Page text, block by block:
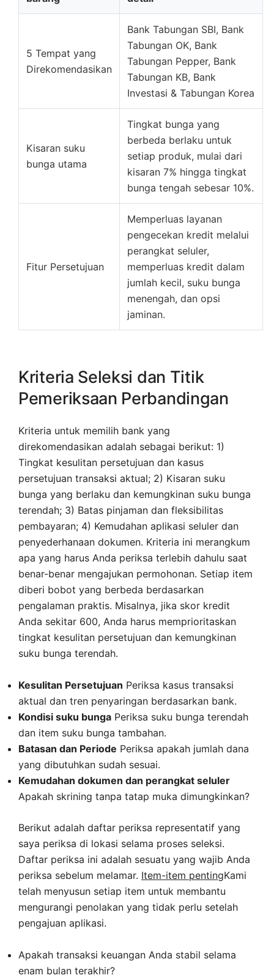
5 Tempat yang
Direkomendasikan
Bank Tabungan SBI, Bank
Tabungan OK, Bank
Tabungan Pepper, Bank
Tabungan KB, Bank
Investasi & Tabungan Korea
Kisaran suku
bunga utama
Tingkat bunga yang
berbeda berlaku untuk
setiap produk, mulai dari
kisaran 7% hingga tingkat
bunga tengah sebesar 10%.
Fitur Persetujuan
Memperluas layanan
pengecekan kredit melalui
perangkat seluler,
memperluas kredit dalam
jumlah kecil, suku bunga
menengah, dan opsi
jaminan.
Kriteria Seleksi dan Titik
Pemeriksaan Perbandingan
Kriteria untuk memilih bank yang
direkomendasikan adalah sebagai berikut: 1)
Tingkat kesulitan persetujuan dan kasus
persetujuan transaksi aktual; 2) Kisaran suku
bunga yang berlaku dan kemungkinan suku bunga
terendah; 3) Batas pinjaman dan fleksibilitas
pembayaran; 4) Kemudahan aplikasi seluler dan
penyederhanaan dokumen. Kriteria ini merangkum
apa yang harus Anda periksa terlebih dahulu saat
benar-benar mengajukan permohonan. Setiap item
diberi bobot yang berbeda berdasarkan
pengalaman praktis. Misalnya, jika skor kredit
Anda sekitar 600, Anda harus memprioritaskan
tingkat kesulitan persetujuan dan kemungkinan
suku bunga terendah.
Kesulitan Persetujuan Periksa kasus transaksi
aktual dan tren penyaringan berdasarkan bank.
Kondisi suku bunga Periksa suku bunga terendah
dan item suku bunga tambahan.
Batasan dan Periode Periksa apakah jumlah dana
yang dibutuhkan sudah sesuai.
Kemudahan dokumen dan perangkat seluler
Apakah skrining tanpa tatap muka dimungkinkan?
Berikut adalah daftar periksa representatif yang
saya periksa di lokasi selama proses seleksi.
Daftar periksa ini adalah sesuatu yang wajib Anda
periksa sebelum melamar. Item-item pentingKami
telah menyusun setiap item untuk membantu
mengurangi penolakan yang tidak perlu setelah
pengajuan aplikasi.
Apakah transaksi keuangan Anda stabil selama
enam bulan terakhir?